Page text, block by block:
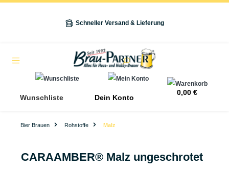
Schneller Versand & Lieferung
Wunschliste Dein Konto
0,00 €
Bier Brauen Rohstoffe Malz
CARAAMBER® Malz ungeschrotet